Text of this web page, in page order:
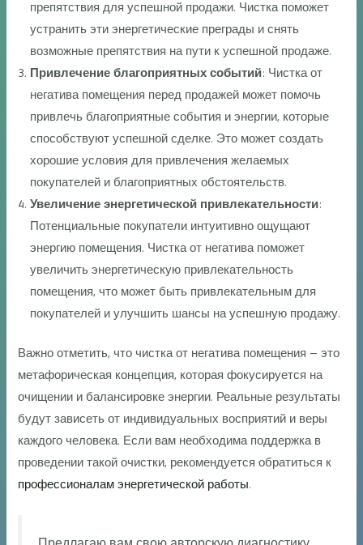
препятствия для успешной продажи. Чистка поможет
устранить эти энергетические преграды и снять
возможные препятствия на пути к успешной продаже.
Привлечение благоприятных событий: Чистка от
негатива помещения перед продажей может помочь
привлечь благоприятные события и энергии, которые
способствуют успешной сделке. Это может создать
хорошие условия для привлечения желаемых
покупателей и благоприятных обстоятельств.
Увеличение энергетической привлекательности:
Потенциальные покупатели интуитивно ощущают
энергию помещения. Чистка от негатива поможет
увеличить энергетическую привлекательность
помещения, что может быть привлекательным для
покупателей и улучшить шансы на успешную продажу.
Важно отметить, что чистка от негатива помещения – это
метафорическая концепция, которая фокусируется на
очищении и балансировке энергии. Реальные результаты
будут зависеть от индивидуальных восприятий и веры
каждого человека. Если вам необходима поддержка в
проведении такой очистки, рекомендуется обратиться к
профессионалам энергетической работы.